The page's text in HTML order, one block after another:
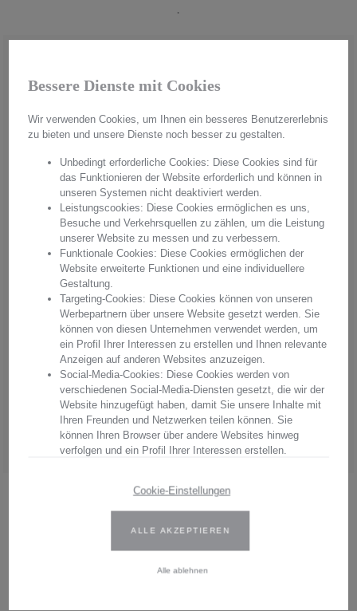
.
Handmade in Germany
Aus hochwertigstem Kristallglas werden in aufwendiger Handarbeit
"Made in Germany" einzigartige Unikate hergestellt. Mit jedem
Produkt erwerben Sie pures Handwerk in einer einzigartigen Qualität
und einem unvergleichbaren Glanz. Überzeugen Sie sich von
Arnstadt Kristall, überzeugen Sie sich von unserer Qualität.
Hersteller:Arnstadt Kristall GmbH
Anschrift: Bierweg 27, 99310 Arnstadt, Thüringen, Deutschland
E-Mail: verkauf@arnstadtkristall-shop.de
Tel. 0049 (0) 3628 - 66 00 33
Bessere Dienste mit Cookies
Wir verwenden Cookies, um Ihnen ein besseres Benutzererlebnis
zu bieten und unsere Dienste noch besser zu gestalten.
Unbedingt erforderliche Cookies: Diese Cookies sind für
das Funktionieren der Website erforderlich und können in
unseren Systemen nicht deaktiviert werden.
Leistungscookies: Diese Cookies ermöglichen es uns,
Besuche und Verkehrsquellen zu zählen, um die Leistung
unserer Website zu messen und zu verbessern.
Funktionale Cookies: Diese Cookies ermöglichen der
Website erweiterte Funktionen und eine individuellere
Gestaltung.
Targeting-Cookies: Diese Cookies können von unseren
Werbepartnern über unsere Website gesetzt werden. Sie
können von diesen Unternehmen verwendet werden, um
ein Profil Ihrer Interessen zu erstellen und Ihnen relevante
Anzeigen auf anderen Websites anzuzeigen.
Social-Media-Cookies: Diese Cookies werden von
verschiedenen Social-Media-Diensten gesetzt, die wir der
Website hinzugefügt haben, damit Sie unsere Inhalte mit
Ihren Freunden und Netzwerken teilen können. Sie
können Ihren Browser über andere Websites hinweg
verfolgen und ein Profil Ihrer Interessen erstellen.
Informationen finden Sie in unserer Datenschutzbestimmungen.
Geben Sie Ihre Zustimmung oder bearbeiten Sie die Cookie-
Einstellungen, um festzulegen, wie Ihre gesammelten Daten
verwendet werden können. Sie können Ihre Einwilligung jederzeit
Cookie-Einstellungen
Alle ablehnen
ALLE AKZEPTIEREN